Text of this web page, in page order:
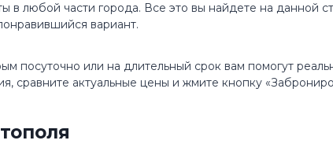
в любой части города. Все это вы найдете на данной
вариант.
посуточно или на длительный срок вам помогут
сравните актуальные цены и жмите кнопку